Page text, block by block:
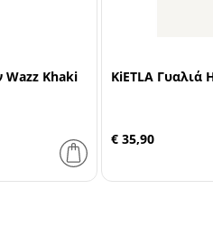
Wazz Khaki KiETLA Γυαλιά
€ 35,90